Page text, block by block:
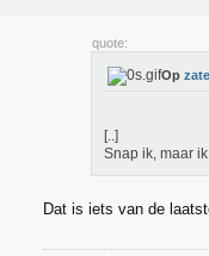
quote:
Op
[..]
Snap ik, maar
Dat is iets van de